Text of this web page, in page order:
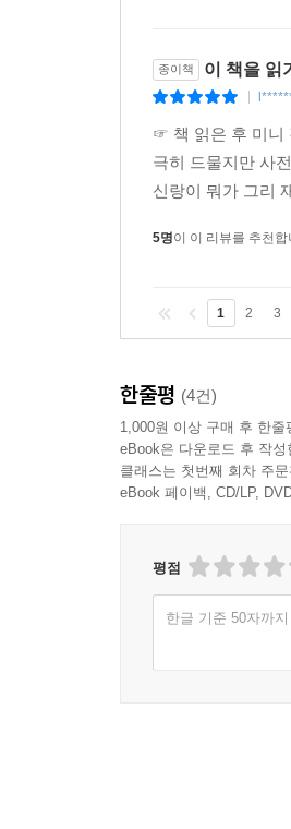
종이책 이 책을 읽
☞ 책 읽은 후 미니
극히 드물지만 사
신랑이 뭐가 그리
5명이 이 리뷰를 추천합
1 2 3
한줄평 (4건)
1,000원 이상 구매 후 한줄
eBook은 다운로드 후 작
클래스는 첫번째 회차 주
eBook 페이백, CD/LP,
평점
한글 기준 50자까